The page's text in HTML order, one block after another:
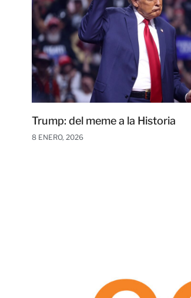
Trump: del meme a la Historia
8 ENERO, 2026